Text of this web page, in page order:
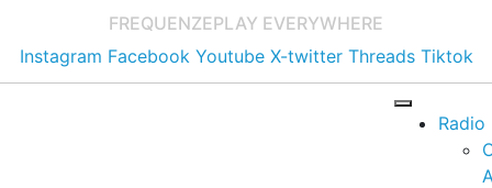
FREQUENZEPLAY EVERYWHERE
Instagram Facebook Youtube X-twitter Threads Tiktok
Radio